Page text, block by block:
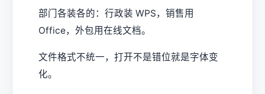
部门各装各的：行政装 WPS，销售用
Office，外包用在线文档。
文件格式不统一，打开不是错位就是字体变
化。